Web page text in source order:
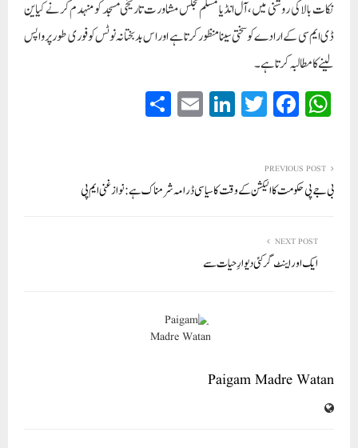
نکات بالا کی روشنی میں،آل انڈیا مسلم مجلس مشاورت تاریخی مسجد کو منہدم کرنے کیاین
ڈی ایم سی کے ارادے کوسختی سینامنظور کرتا ہے اور اس بدبختانہ نوٹس کو فوری طور پر واپس
لینے کا مطالبہ کرتا ہے۔
W
ha
A
pp
Fa
ce
ok
T
wi
r
Li
nk
In
E
m
PREVIOUS POST
بی جے پی حکومت کا الیکشن کے وقت کا سیاسی ڈرامہ شرمناک ہے: نواز غنی ایم پی
NEXT POST
ایک اور اینٹ گر کئی دیوارِ حیات سے
Paigam Madre Watan